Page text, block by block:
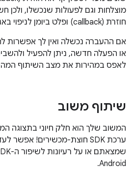
מוצלחות וגם לפעולות שנכשלו, ולכן
חוזרת (callback) ופלט ביומן לניפוי באגים קל יותר.
אם ההעברה נכשלה ואין לך אפשרות
או הפעלה חדשה, ניתן להפעיל
לאפס במהירות את מצב השיתוף
שיתוף משוב
המשוב שלך הוא חלק חיוני בתצוגה
ערכת SDK חוצת-מכשירים! אפשר לעדכן אותנו על
Android.